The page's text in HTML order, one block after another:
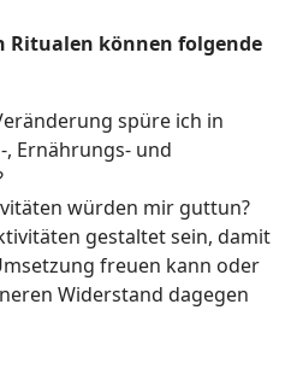
Ritualen können folgende
spüre ich in
Ernährungs- und
würden mir guttun?
gestaltet sein, damit
freuen kann oder
Widerstand dagegen